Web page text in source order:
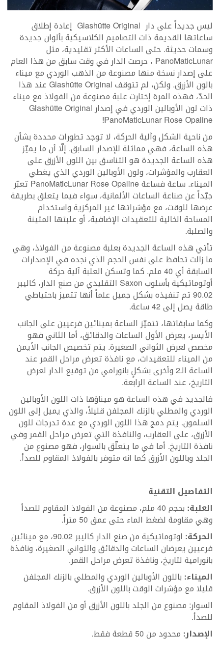
ليس جديداً على دار Glashütte Original إعادة إطلاق
ساعاتها القديمة ذات التصاميم الكلاسيكية بألوان جديدة
وسمات حديثة. حتى الساعات الأكثر تقليدية، مثل
PanoMaticLunar ، حرصت الدار في وقت سابق من هذا العام
على إصدار نسخة منها مصنوعة من الذهب الوردي مع ميناء
بالون الأزرق. ولكن، لم تتوقف Glashütte Original عند هذا
الحدّ، فهذه المرة إختارت علبة مصنوعة من الفولاذ مع ميناء
ذات لون الأوبالين الوردي في إصدار Glashütte Original
PanoMaticLunar Rose Opaline!
من ناحية الشكل وآلية الحركة، لا توجد تطورات محددة بشأن
هذه الساعة، فهي مماثلة للإصدار السابق. إلّا أن ما يميّز
هذه الساعة الجديدة هو التناسق بين اللون الأزرق على
العقارب والمؤشرات، ولون الأوبالين الوردي الذي يغطي
الميناء. ساعة فساعة PanoMaticLunar Rose Opaline تعبّر
جيّداً عن صناعة الساعات الألمانية، سواء فيما يتعلق بطريقة
عرضها للوقت، مع مؤشراتها غير المركزية واستخدام
المساحة الخالية للتعقيدات الإضافية، أو علبتها المتينة
والصلبة.
تأتي هذه الساعة الجديدة بعلبة مصنوعة من الفولاذ، وهي
ما زالت تحافظ على نفس الحجم الذي نجده في الإصدارات
السابقة أي 40 ملم. كما وتسكن العلبة آلية حركة
أوتوماتيكية بأسلوب Saxon التقليدي من صنع الدار، كاليبر
90.02 تم تنفيذه بشكل جميل علماً أنها تتميز باحتياطي
طاقة يصل إلى 42 ساعة.
وكما سابقاتها، تتميّز الساعة بمينائين فرعيين على الجانب
الأيسر، يعرض الأول الساعات والدقائق، أما الثاني فهو
مخصص لعرض الثواني الصغيرة. يتم تخصيص الجانب الأيمن
من الميناء للتعقيدات، مع نافذة تعرض مراحل القمر عند
الساعة الـ2 وأخرى بشكلٍ بانورامي من توقيع الدار لعرض
التاريخ، عند الساعة الرابعة.
فالجديد في هذه الساعة هو ميناؤها ذات اللون الأوبالين
الوردي والمطلي بالزنك المجلفن قليلاً، والذي يميل إلى اللون
السلمون. يتم دمج هذا اللون الوردي مع عدة تدرجات للون
الأزرق، على العقارب، والنافذة التي تعرض مراحل القمر وفي
نافذة التاريخ. أما في ما يتعلّق بالسوار، فهو مصنوع من
الجلد وباللون الأزرق كما انه متوفر بالفولاذ المقاوم للصدأ.
التفاصيل التقنية
العلبة:
بحجم 40 ملم، مصنوعة من الفولاذ المقاوم للصدأ
وهي مقاومة لضغط الماء حتى عمق 50 متراً.
الحركة:
اوتوماتيكية من صنع الدار كاليبر 90.02، مع مينائين
فرعيين يعرضان الساعات والدقائق والثواني الصغيرة، ونافذة
بانورامية لتاريخ، ونافذة تعرض مراحل القمر.
الميناء: باللون الأوبالين الوردي والمطلي بالزنك المجلفن
قليلا مع مؤشرات الوقت باللون الأزرق.
السوار: مصنوع من الجلد باللون الأزرق أو من الفولاذ المقاوم
للصدأ.
الإصدار: محدود من 50 قطعة فقط.